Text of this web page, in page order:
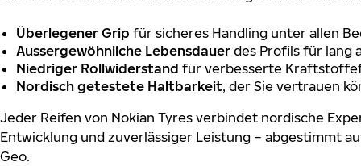
Überlegener Grip für sicheres Handling unter allen
Aussergewöhnliche Lebensdauer des Profils für lang
Niedriger Rollwiderstand für verbesserte
Nordisch getestete Haltbarkeit, der Sie vertrauen
Jeder Reifen von Nokian Tyres verbindet nordische
Entwicklung und zuverlässiger Leistung – abgestimmt
Geo.